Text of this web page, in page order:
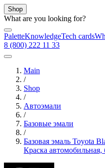
Shop
What are you looking for?
PaletteKnowledgeTech cards
8 (800) 222 11 33
Main
/
Shop
/
Автоэмали
/
Базовые эмали
/
Базовая эмаль Toyota
Краска